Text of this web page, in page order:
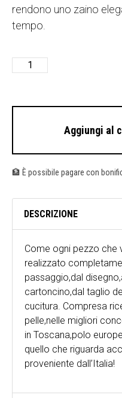
rendono uno zaino
tempo.
Aggiungi al
🏦 È possibile pagare con
DESCRIZIONE
Come ogni pezzo che
realizzato
passaggio,dal
cartoncino,dal taglio
cucitura. Compresa
pelle,nelle migliori
in Toscana,polo
quello che riguarda
proveniente dall’Italia!